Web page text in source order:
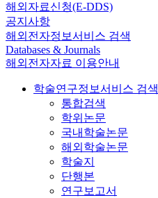
해외자료신청(E-DDS)
공지사항
해외전자정보서비스 검색
Databases & Journals
해외전자자료 이용안내
학술연구정보서비스 검색
통합검색
학위논문
국내학술논문
해외학술논문
학술지
단행본
연구보고서